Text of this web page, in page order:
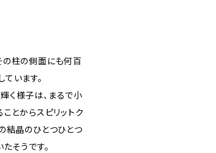
の柱の側面にも何百
います。
く様子は、まるで小
ことからスピリットク
結晶のひとつひとつ
そうです。